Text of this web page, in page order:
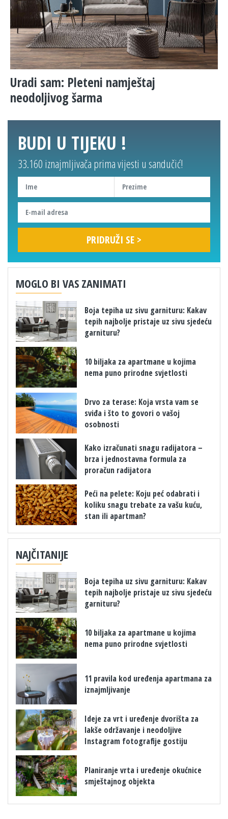
Uradi sam: Pleteni namještaj
neodoljivog šarma
BUDI U TIJEKU !
33.160 iznajmljivača prima vijesti u sandučić!
MOGLO BI VAS ZANIMATI
Boja tepiha uz sivu garnituru: Kakav
tepih najbolje pristaje uz sivu sjedeću
garnituru?
10 biljaka za apartmane u kojima
nema puno prirodne svjetlosti
Drvo za terase: Koja vrsta vam se
sviđa i što to govori o vašoj
osobnosti
Kako izračunati snagu radijatora –
brza i jednostavna formula za
proračun radijatora
​Peći na pelete: Koju peć odabrati i
koliku snagu trebate za vašu kuću,
stan ili apartman?
NAJČITANIJE
Boja tepiha uz sivu garnituru: Kakav
tepih najbolje pristaje uz sivu sjedeću
garnituru?
10 biljaka za apartmane u kojima
nema puno prirodne svjetlosti
11 pravila kod uređenja apartmana za
iznajmljivanje
​Ideje za vrt i uređenje dvorišta za
lakše održavanje i neodoljive
Instagram fotografije gostiju
Planiranje vrta i uređenje okućnice
smještajnog objekta